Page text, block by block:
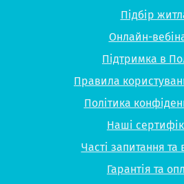
Підбір
Онлайн-
Підтримка в
Правила
Політика
Наші
Часті запитання та
Гарантія та